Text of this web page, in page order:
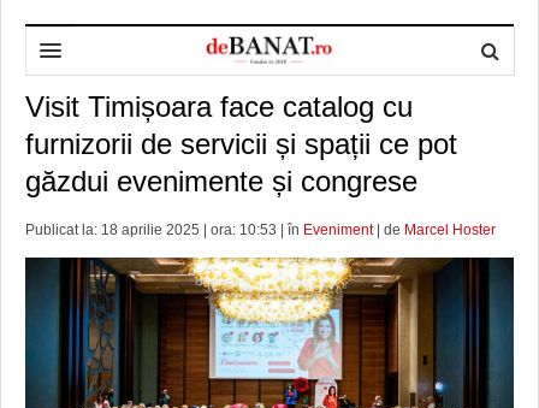
HOME
DESPRE NOI
POLITICA DE CONFIDENȚIALITATE
ADMINISTRAȚIE
PREFECTURA TIMIŞ
POLI TIMISOARA
FOTBAL JUDETEAN
ALTE SPORTURI
OPINII
DOSARELE DEBANAT
ETICA LUCIDITĂȚII ASISTATE
TIMP LIBER ȘI CULTURĂ
TIMP LIBER
ECONOMIC
Visit Timișoara face catalog cu
furnizorii de servicii și spații ce pot
găzdui evenimente și congrese
Publicat la: 18 aprilie 2025 | ora: 10:53 | în Eveniment| de Marcel Hoster